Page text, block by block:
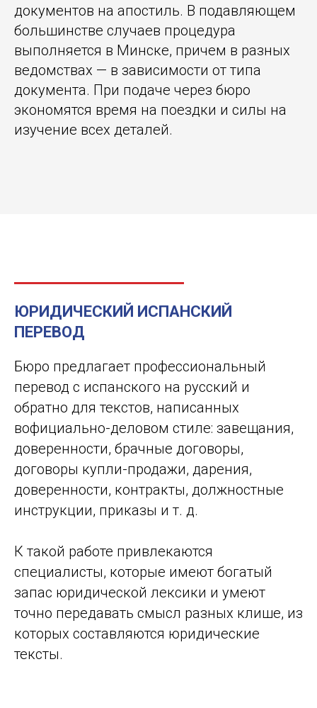
документов на апостиль. В подавляющем
большинстве случаев процедура
выполняется в Минске, причем в разных
ведомствах — в зависимости от типа
документа. При подаче через бюро
экономятся время на поездки и силы на
изучение всех деталей.
ЮРИДИЧЕСКИЙ ИСПАНСКИЙ
ПЕРЕВОД
Бюро предлагает профессиональный
перевод с испанского на русский и
обратно для текстов, написанных
вофициально-деловом стиле: завещания,
доверенности, брачные договоры,
договоры купли-продажи, дарения,
доверенности, контракты, должностные
инструкции, приказы и т. д.
К такой работе привлекаются
специалисты, которые имеют богатый
запас юридической лексики и умеют
точно передавать смысл разных клише, из
которых составляются юридические
тексты.